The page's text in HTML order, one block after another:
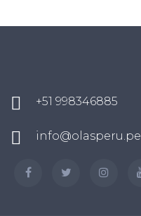
+51 998346885
info@olasperu.pe